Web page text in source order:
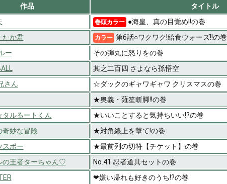
作品
タイトル
巻頭カラー ●海皇、真の目覚め!!の巻
たか君 カラー 第6話○ワクワク!給食ウォーズ!!の巻
ー
その弾丸に怒りをの巻
其之二百四 さよなら孫悟空
さん
☆ダックのギャワギャワ クリスマスの巻
★奥義・薙笙斬脚!!の巻
ルるートくん
★いいことすると気持ちいい!?の巻
奇妙な冒険
★対角線上を撃て!の巻
スポー
★最前列の切符【チケット】の巻
の王者ターちゃん♡
No.41 忍者道具セットの巻
❤嫌い帰れも好きのうち!?の巻